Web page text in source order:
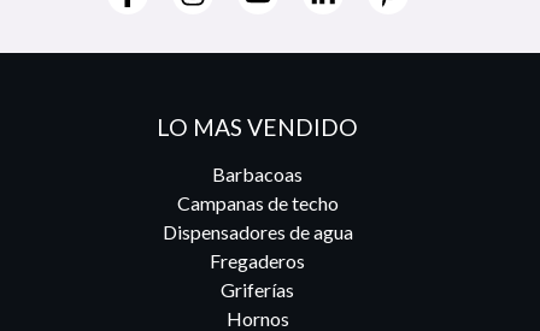
LO MAS VENDIDO
Barbacoas
Campanas de techo
Dispensadores de agua
Fregaderos
Griferías
Hornos